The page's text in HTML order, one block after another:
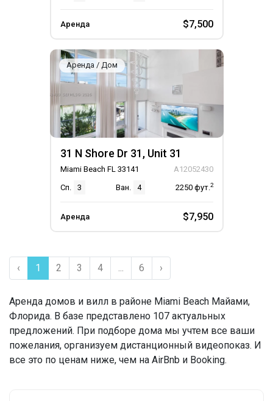
Аренда $7,500
Аренда / Дом
31 N Shore Dr 31, Unit 31
Miami Beach FL 33141
A12052430
Сп.
3 Ван. 4 2250 фут.2
Аренда $7,950
‹ 1 2 3 4 ... 6 ›
Аренда домов и вилл в районе Miami Beach Майами,
Флорида. В базе представлено 107 актуальных
предложений. При подборе дома мы учтем все ваши
пожелания, организуем дистанционный видеопоказ. И
все это по ценам ниже, чем на AirBnb и Booking.